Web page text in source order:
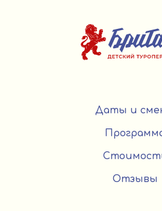
Даты и
Отзывы